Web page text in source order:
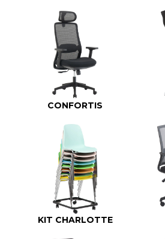
CONFORTIS
KIT CHARLOTTE